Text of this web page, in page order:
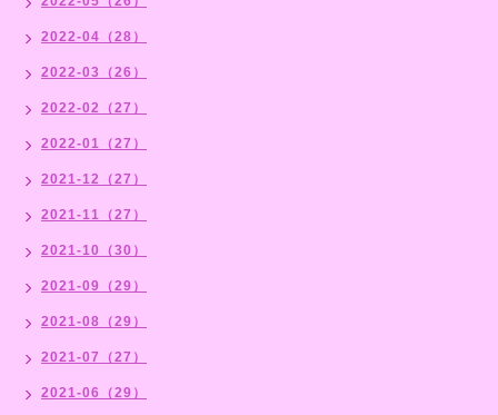
2022-04（28）
2022-03（26）
2022-02（27）
2022-01（27）
2021-12（27）
2021-11（27）
2021-10（30）
2021-09（29）
2021-08（29）
2021-07（27）
2021-06（29）